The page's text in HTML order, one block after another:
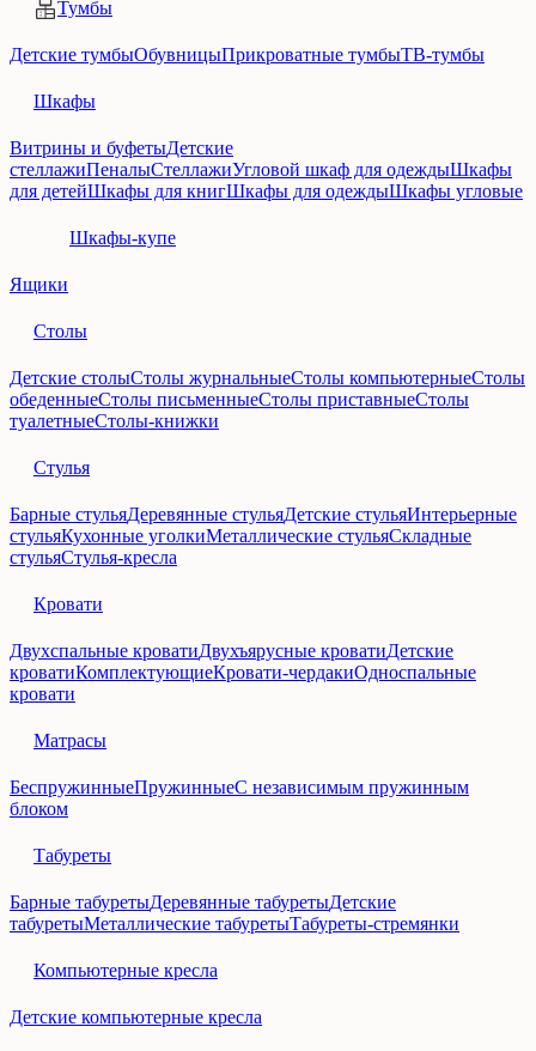
Тумбы
Детские тумбыОбувницыПрикроватные тумбыТВ-тумбы
Шкафы
Витрины и буфетыДетские
стеллажиПеналыСтеллажиУгловой шкаф для одеждыШкафы
для детейШкафы для книгШкафы для одеждыШкафы угловые
Шкафы-купе
Ящики
Столы
Детские столыСтолы журнальныеСтолы компьютерныеСтолы
обеденныеСтолы письменныеСтолы приставныеСтолы
туалетныеСтолы-книжки
Стулья
Барные стульяДеревянные стульяДетские стульяИнтерьерные
стульяКухонные уголкиМеталлические стульяСкладные
стульяСтулья-кресла
Кровати
Двухспальные кроватиДвухъярусные кроватиДетские
кроватиКомплектующиеКровати-чердакиОдноспальные
кровати
Матрасы
БеспружинныеПружинныеС независимым пружинным
блоком
Табуреты
Барные табуретыДеревянные табуретыДетские
табуретыМеталлические табуретыТабуреты-стремянки
Компьютерные кресла
Детские компьютерные кресла